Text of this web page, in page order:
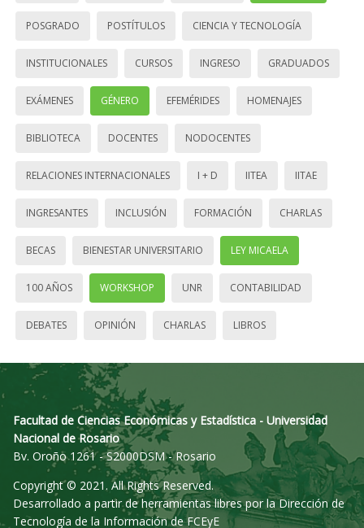
POSGRADO POSTÍTULOS CIENCIA Y TECNOLOGÍA
INSTITUCIONALES CURSOS INGRESO GRADUADOS
EXÁMENES GÉNERO EFEMÉRIDES HOMENAJES
BIBLIOTECA DOCENTES NODOCENTES
RELACIONES INTERNACIONALES I + D IITEA IITAE
INGRESANTES INCLUSIÓN FORMACIÓN CHARLAS
BECAS BIENESTAR UNIVERSITARIO LEY MICAELA
100 AÑOS WORKSHOP UNR CONTABILIDAD
DEBATES OPINIÓN CHARLAS LIBROS
Facultad de Ciencias Económicas y Estadística - Universidad
Nacional de Rosario
Bv. Oroño 1261 - S2000DSM - Rosario
Copyright © 2021. All Rights Reserved.
Desarrollado a partir de herramientas libres por la Dirección de
Tecnología de la Información de FCEyE